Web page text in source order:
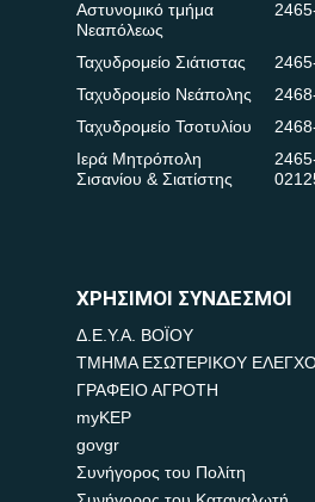
Αστυνομικό τμήμα
Νεαπόλεως
Ταχυδρομείο Σιάτιστας
Ταχυδρομείο Νεάπολης
Ταχυδρομείο Τσοτυλίου
Ιερά Μητρόπολη
Σισανίου & Σιατίστης
ΧΡΗΣΙΜΟΙ ΣΥΝΔΕΣΜΟΙ
Δ.Ε.Υ.Α. ΒΟΪΟΥ
ΤΜΗΜΑ ΕΣΩΤΕΡΙΚΟΥ
ΓΡΑΦΕΙΟ ΑΓΡΟΤΗ
myKEP
govgr
Συνήγορος του Πολίτη